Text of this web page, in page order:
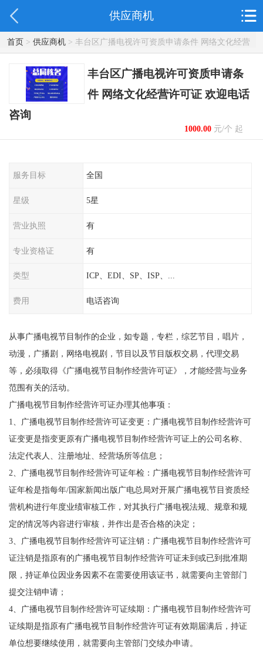
供应商机
首页> 供应商机> 丰台区广播电视许可资质申请条件 网络文化经营
许可证 欢迎电话咨询
丰台区广播电视许可资质申请条
件 网络文化经营许可证 欢迎电话
咨询
1000.00元/个 起
服务目标 全国
星级 5星
营业执照 有
专业资格证 有
类型 ICP、EDI、SP、ISP、...
费用 电话咨询
从事广播电视节目制作的企业，如专题，专栏，综艺节目，唱片，
动漫，广播剧，网络电视剧，节目以及节目版权交易，代理交易
等，必须取得《广播电视节目制作经营许可证》，才能经营与业务
范围有关的活动。
广播电视节目制作经营许可证办理其他事项：
1、广播电视节目制作经营许可证变更：广播电视节目制作经营许可
证变更是指变更原有广播电视节目制作经营许可证上的公司名称、
法定代表人、注册地址、经营场所等信息；
2、广播电视节目制作经营许可证年检：广播电视节目制作经营许可
证年检是指每年/国家新闻出版广电总局对开展广播电视节目资质经
营机构进行年度业绩审核工作，对其执行广播电视法规、规章和规
定的情况等内容进行审核，并作出是否合格的决定；
3、广播电视节目制作经营许可证注销：广播电视节目制作经营许可
证注销是指原有的广播电视节目制作经营许可证未到或已到批准期
限，持证单位因业务因素不在需要使用该证书，就需要向主管部门
提交注销申请；
4、广播电视节目制作经营许可证续期：广播电视节目制作经营许可
证续期是指原有广播电视节目制作经营许可证有效期届满后，持证
单位想要继续使用，就需要向主管部门交续办申请。